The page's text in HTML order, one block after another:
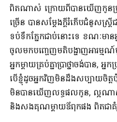
ពិតណាស់ ក្រោយពីបានឃើញកូនប្
ច្រើន បានសម្តែងក្តីរំភើបជំនួសស្រ្
ទប់ទឹកភ្នែកជាប់នោះទេ ខណៈមានអ្
ចូលមកបញ្ចេញមតិបង្ហាញអារម្ម
អ្នកម្ដាយគ្រប់គ្នាប្រាថ្នាចង់បា
បើខ្ញុំដូចអ្នកវិញមិនដឹងសប្បាយចិ
មិនបានឃើញលទ្ធផលកូន, ល្អណា
និងសងគុណម្ដាយឪពុកផង ពិតជា